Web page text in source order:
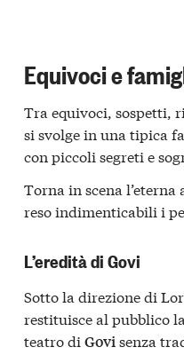
Equivoci e
Tra equivoci, sospetti,
si svolge in una tipica
con piccoli segreti e
Torna in scena l’eterna
reso indimenticabili i
L’eredità di Govi
Sotto la direzione di
restituisce al pubblico
teatro di Govisenza